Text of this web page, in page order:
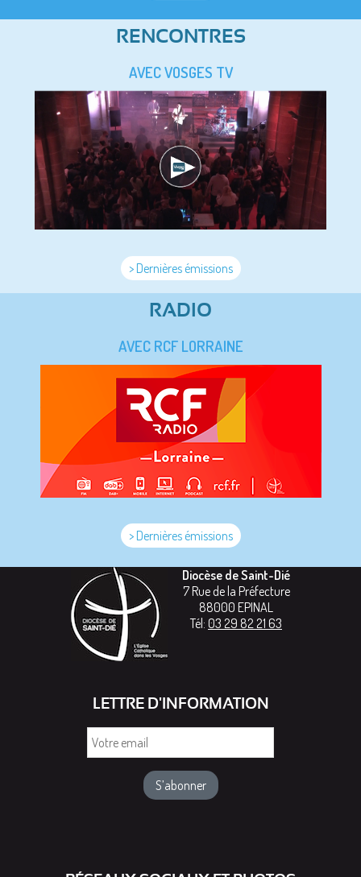
RENCONTRES
AVEC VOSGES TV
> Dernières émissions
RADIO
AVEC RCF LORRAINE
> Dernières émissions
Diocèse de Saint-Dié
7 Rue de la Préfecture
88000 EPINAL
Tél: 03 29 82 21 63
LETTRE D'INFORMATION